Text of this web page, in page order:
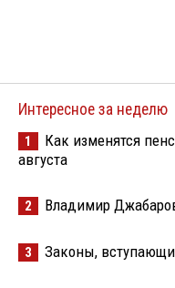
Интересное за неделю
1
Как изменятся
августа
2 Владимир
3 Законы,